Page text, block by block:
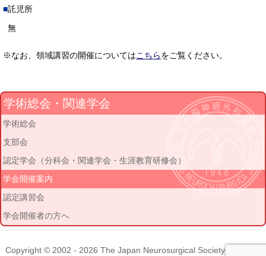
託児所
無
※なお、領域講習の開催についてはこちらをご覧ください。
学術総会・関連学会
学術総会
支部会
認定学会（分科会・関連学会・生涯教育研修会）
学会開催案内
認定講習会
学会開催者の方へ
Copyright © 2002 - 2026 The Japan Neurosurgical Society. All rights